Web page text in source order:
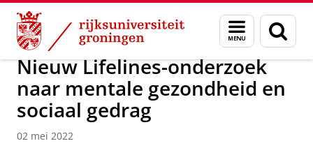
Skip
Content
Skip
Navigation
Menu
en
zoeken
Over ons Actueel Nieuws Nieuwsberichten
Nieuw Lifelines-onderzoek
naar mentale gezondheid en
sociaal gedrag
02 mei 2022